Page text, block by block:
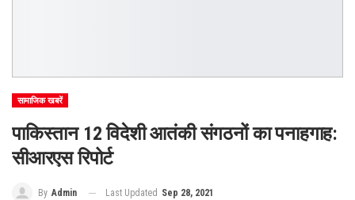
सामाजिक खबरें
पाकिस्तान 12 विदेशी आतंकी संगठनों का पनाहगाह:
सीआरएस रिपोर्ट
By Admin Last Updated Sep 28, 2021